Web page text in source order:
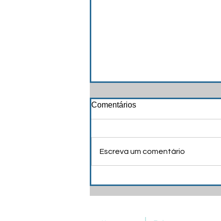
autoridade!
Comentários
Escreva um comentário